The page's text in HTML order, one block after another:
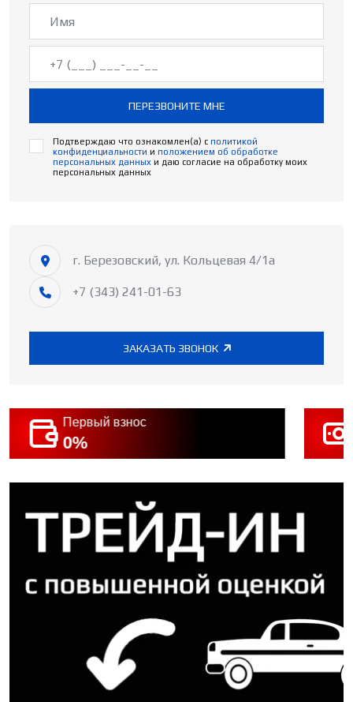
ПЕРЕЗВОНИТЕ МНЕ
Подтверждаю что ознакомлен(а) с политикой
конфиденциальности и положением об обработке
персональных данных и даю согласие на обработку моих
персональных данных
г. Березовский, ул. Кольцевая 4/1а
+7 (343) 241-01-63
ЗАКАЗАТЬ ЗВОНОК
Первый взнос
0%